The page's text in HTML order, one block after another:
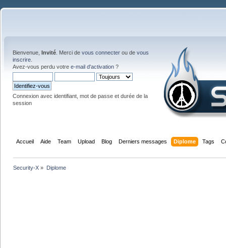
Bienvenue, Invité . Merci de vous connecter ou de vous
inscrire
Avez-vous perdu votre e-mail d'activation ?
Connexion avec identifiant, mot de passe et durée de la
session
Accueil Aide Team Upload Blog Derniers messages Diplome Tags
Security-X » Diplome